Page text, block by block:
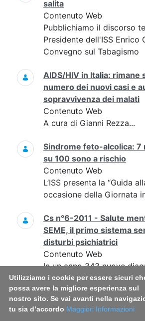
salita
Contenuto Web
Pubblichiamo il discorso
Presidente dell'ISS Enrico
Convegno sul Tabagismo
AIDS/HIV in Italia: rimane
numero dei nuovi casi e
sopravvivenza dei malati
Contenuto Web
A cura di Gianni Rezza...
Sindrome feto-alcolica: 7
su 100 sono a rischio
Contenuto Web
L’ISS presenta la “Guida
occasione della Giornata
Cs n°6-2011 - Salute
SEME, il primo sistema
disturbi psichiatrici
Contenuto Web
In un anno 343 nuove
primi sintomi e l’accesso
ritardo di almeno 4 anni
pazienti
Utilizziamo i cookie per essere sicuri
possa avere la migliore esperienza sul
nostro sito. Se vai avanti nella
tu sia d’accordo Maggiori Informazioni